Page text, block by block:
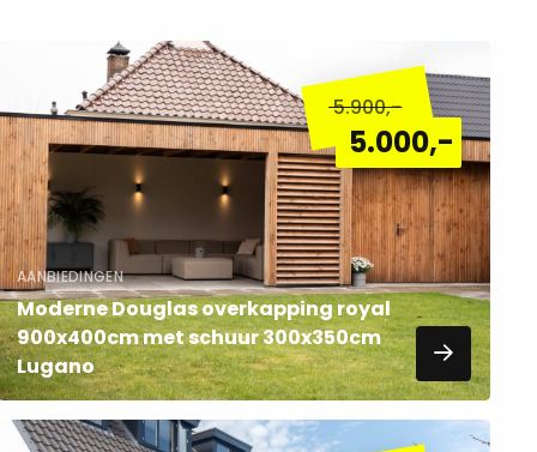
5.900,-
5.000,-
AANBIEDINGEN
Moderne Douglas overkapping royal
900x400cm met schuur 300x350cm
Lugano
over
Lees